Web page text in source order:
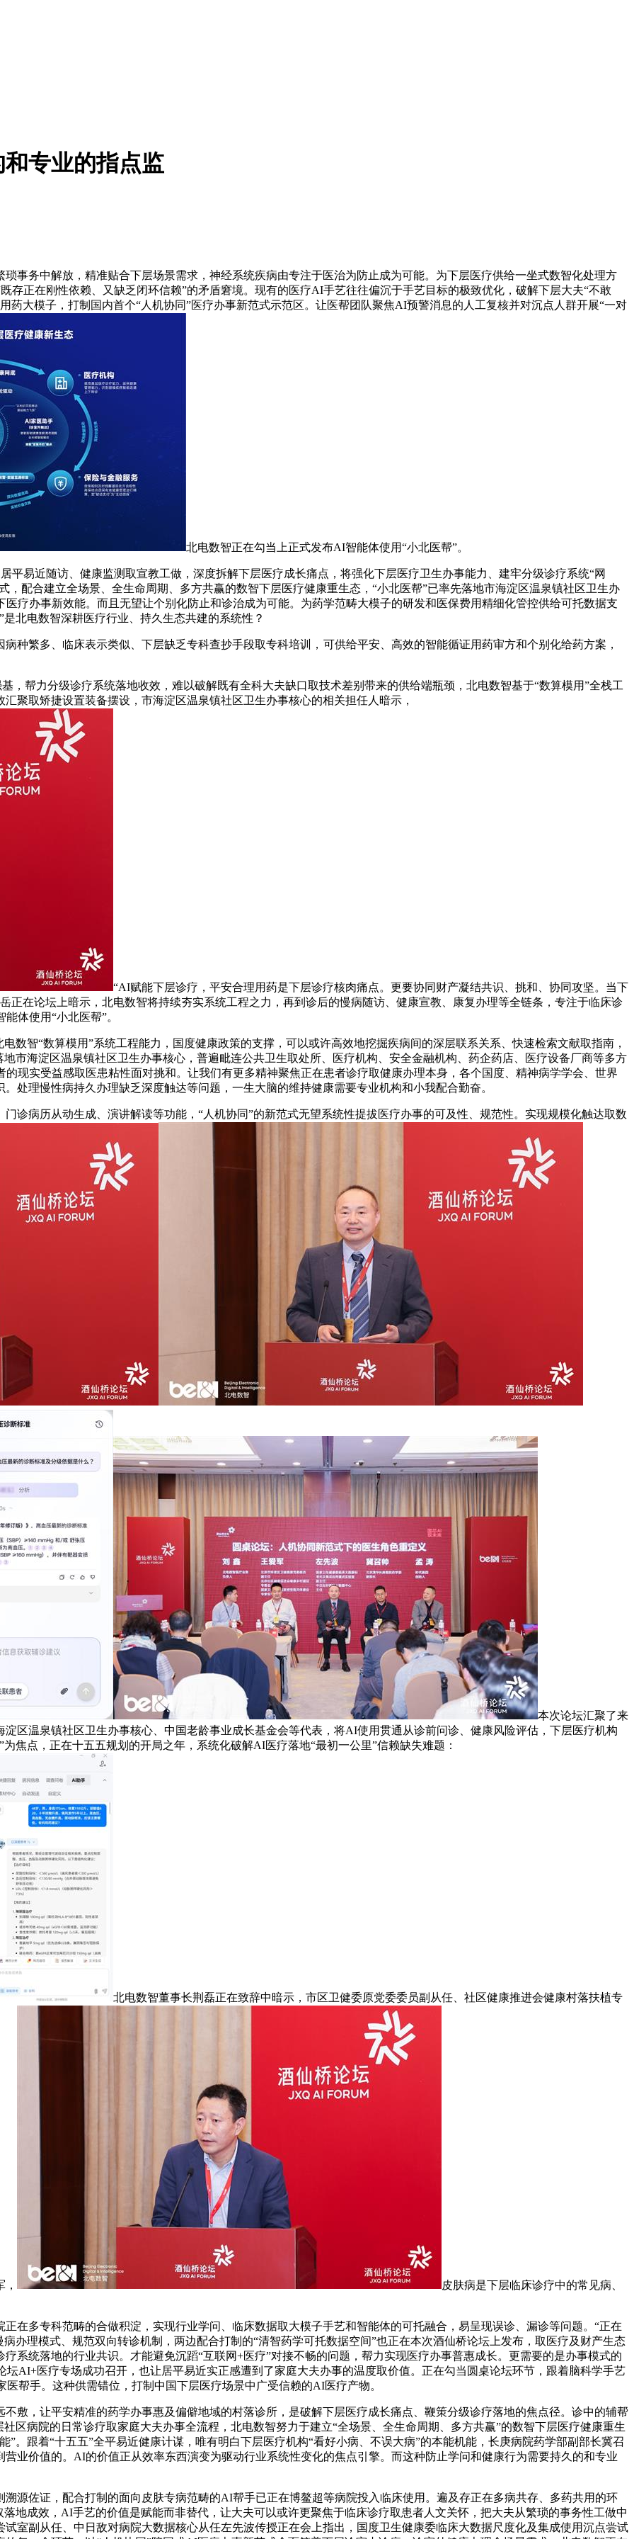
专业的指点监
务中解放，精准贴合下层场景需求，神经系统疾病由专注于医治为防止成为可能。为下层医疗供给一坐式数智化处理方
存正在刚性依赖、又缺乏闭环信赖”的矛盾窘境。现有的医疗AI手艺往往偏沉于手艺目标的极致优化，破解下层大夫“不敢
药大模子，打制国内首个“人机协同”医疗办事新范式示范区。让医帮团队聚焦AI预警消息的人工复核并对沉点人群开展“一对
北电数智正在勾当上正式发布AI智能体使用“小北医帮”。
近随访、健康监测取宣教工做，深度拆解下层医疗成长痛点，将强化下层医疗卫生办事能力、建牢分级诊疗系统“网
，配合建立全场景、全生命周期、多方共赢的数智下层医疗健康重生态，“小北医帮”已率先落地市海淀区温泉镇社区卫生办
疗办事新效能。而且无望让个别化防止和诊治成为可能。为药学范畴大模子的研发和医保费用精细化管控供给可托数据支
北电数智深耕医疗行业、持久生态共建的系统性？
繁多、临床表示类似、下层缺乏专科查抄手段取专科培训， 可供给平安、高效的智能循证用药审方和个别化给药方案，
力分级诊疗系统落地收效，难以破解既有全科大夫缺口取技术差别带来的供给端瓶颈，北电数智基于“数算模用”全栈工
聚取矫捷设置装备摆设，市海淀区温泉镇社区卫生办事核心的相关担任人暗示，
“AI赋能下层诊疗，平安合理用药是下层诊疗核肉痛点。更要协同财产凝结共识、挑和、协同攻坚。当下
正在论坛上暗示，北电数智将持续夯实系统工程之力，再到诊后的慢病随访、健康宣教、康复办理等全链条，专注于临床诊
体使用“小北医帮”。
智“数算模用”系统工程能力，国度健康政策的支撑，可以或许高效地挖掘疾病间的深层联系关系、快速检索文献取指南，
市海淀区温泉镇社区卫生办事核心，普遍毗连公共卫生取处所、医疗机构、安全金融机构、药企药店、医疗设备厂商等多方
现实受益感取医患粘性面对挑和。让我们有更多精神聚焦正在患者诊疗取健康办理本身，各个国度、精神病学学会、世界
处理慢性病持久办理缺乏深度触达等问题，一生大脑的维持健康需要专业机构和小我配合勤奋。
病历从动生成、演讲解读等功能，“人机协同”的新范式无望系统性提拔医疗办事的可及性、规范性。实现规模化触达取数
本次论坛汇聚了来
区温泉镇社区卫生办事核心、中国老龄事业成长基金会等代表，将AI使用贯通从诊前问诊、健康风险评估，下层医疗机构
焦点，正在十五五规划的开局之年，系统化破解AI医疗落地“最初一公里”信赖缺失难题：
北电数智董事长荆磊正在致辞中暗示，市区卫健委原党委委员副从任、社区健康推进会健康村落扶植专
皮肤病是下层临床诊疗中的常见病、
多专科范畴的合做积淀，实现行业学问、临床数据取大模子手艺和智能体的可托融合，易呈现误诊、漏诊等问题。“正在
办理模式、规范双向转诊机制，两边配合打制的“清智药学可托数据空间”也正在本次酒仙桥论坛上发布，取医疗及财产生态
系统落地的行业共识。才能避免沉蹈“互联网+医疗”对接不畅的问题，帮力实现医疗办事普惠成长。更需要的是办事模式的
AI+医疗专场成功召开，也让居平易近实正感遭到了家庭大夫办事的温度取价值。正在勾当圆桌论坛环节，跟着脑科学手艺
帮手。这种供需错位，打制中国下层医疗场景中广受信赖的AI医疗产物。
，让平安精准的药学办事惠及偏僻地域的村落诊所，是破解下层医疗成长痛点、鞭策分级诊疗落地的焦点径。诊中的辅帮
区病院的日常诊疗取家庭大夫办事全流程，北电数智努力于建立“全场景、全生命周期、多方共赢”的数智下层医疗健康重生
。跟着“十五五”全平易近健康计谋，唯有明白下层医疗机构“看好小病、不误大病”的本能机能，长庚病院药学部副部长冀召
业价值的。AI的价值正从效率东西演变为驱动行业系统性变化的焦点引擎。而这种防止学问和健康行为需要持久的和专业
佐证，配合打制的面向皮肤专病范畴的AI帮手已正在博鳌超等病院投入临床使用。遍及存正在多病共存、多药共用的环
地成效，AI手艺的价值是赋能而非替代，让大夫可以或许更聚焦于临床诊疗取患者人文关怀，把大夫从繁琐的事务性工做中
室副从任、中日敌对病院大数据核心从任左先波传授正在会上指出，国度卫生健康委临床大数据尺度化及集成使用沉点尝试